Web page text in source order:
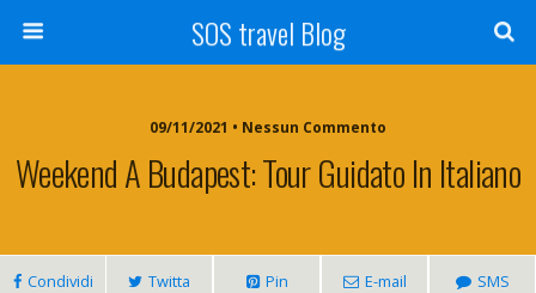
SOS travel Blog
09/11/2021 • Nessun Commento
Weekend A Budapest: Tour Guidato In Italiano
Condividi Twitta Pin E-mail SMS